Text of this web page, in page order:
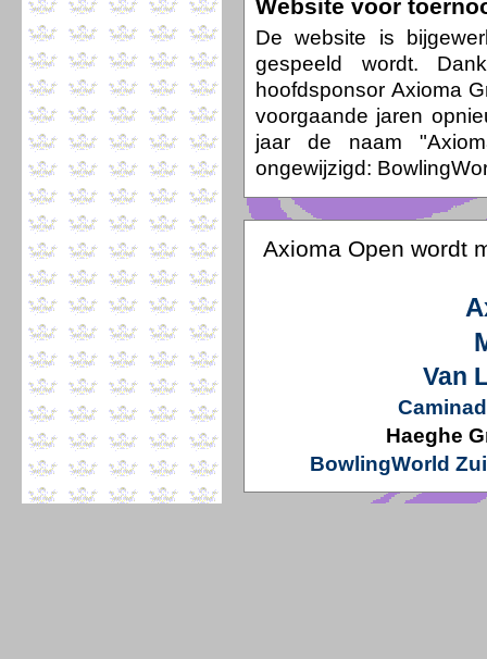
Website voor
De website is
gespeeld wordt.
hoofdsponsor Axioma
voorgaande jaren
jaar de naam
ongewijzigd:
Axioma Open wordt
Van
Haeghe
BowlingWorld